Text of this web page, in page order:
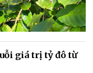
giá trị tỷ đô từ